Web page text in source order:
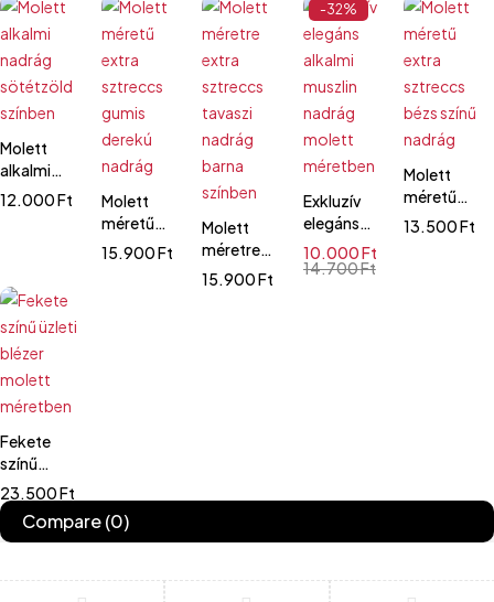
Molett
alkalmi
nadrág
12.000Ft
Molett
méretű
extra
15.900Ft
Molett
méretre
extra
15.900Ft
-32%
Exkluzív
elegáns
alkalmi
muszlin
14.700Ft
10.000Ft
Molett
méretű
extra
13.500Ft
Fekete
színű
üzleti
blézer
molett
23.500Ft
Compare(0)